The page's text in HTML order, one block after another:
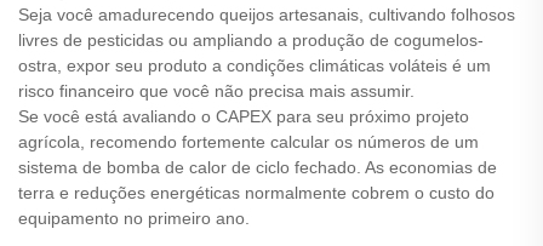
Seja você amadurecendo queijos artesanais, cultivando folhosos
livres de pesticidas ou ampliando a produção de cogumelos-
ostra, expor seu produto a condições climáticas voláteis é um
risco financeiro que você não precisa mais assumir.
Se você está avaliando o CAPEX para seu próximo projeto
agrícola, recomendo fortemente calcular os números de um
sistema de bomba de calor de ciclo fechado. As economias de
terra e reduções energéticas normalmente cobrem o custo do
equipamento no primeiro ano.